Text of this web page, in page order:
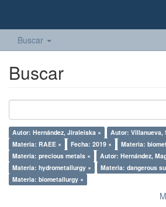
Buscar
Buscar
Autor: Hernández, Jiraleiska ×
Autor: Villanueva,
Materia: RAEE ×
Fecha: 2019 ×
Materia:
Materia: precious metals ×
Autor: Hernández,
Materia: hydrometallurgy ×
Materia: dangerous
Materia: biometallurgy ×